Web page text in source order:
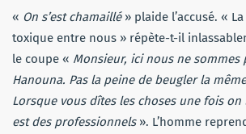
« On s’est chamaillé» plaide l’accusé. «
toxique entre nous » répète-t-il
le coupe « Monsieur, ici nous ne sommes
Hanouna. Pas la peine de beugler la
Lorsque vous dîtes les choses une fois
est des professionnels». L’homme